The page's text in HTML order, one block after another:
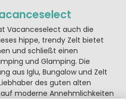
Vacanceselect auch die
hippe, trendy Zelt bietet
und schließt einen
und Glamping. Die
aus Iglu, Bungalow und Zelt
des guten alten
moderne Annehmlichkeiten